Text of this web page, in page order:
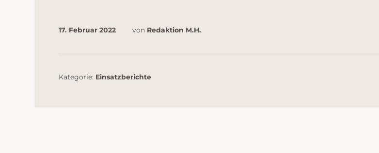
17. Februar 2022 von Redaktion M.H.
Kategorie: Einsatzberichte